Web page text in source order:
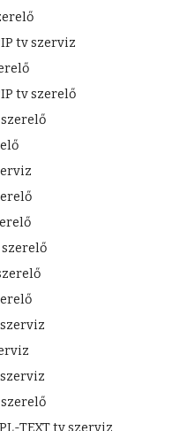
tv szerviz
tv szerelő
szerelő
TEXT tv szerviz